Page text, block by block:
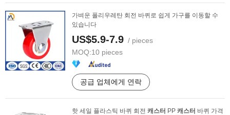
가벼운 폴리우레탄 회전 바퀴로 쉽게 가구를 이동할 수
있습니다
US$5.9-7.9 / pieces
MOQ:10 pieces
공급 업체에게 연락
핫 세일 플라스틱 바퀴 회전 캐스터 PP 캐스터 바퀴 가격